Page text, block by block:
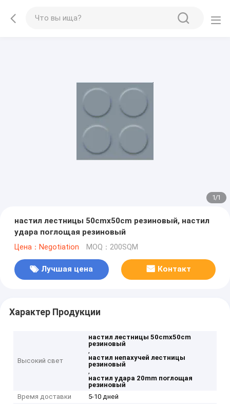
1/1
настил лестницы 50cmx50cm резиновый, настил
удара поглощая резиновый
Цена：Negotiation MOQ：200SQM
Лучшая цена Контакт
Характер Продукции
Высокий свет
настил лестницы 50cmx50cm
резиновый
,
настил непахучей лестницы
резиновый
,
настил удара 20mm поглощая
резиновый
Время доставки
5-10 дней